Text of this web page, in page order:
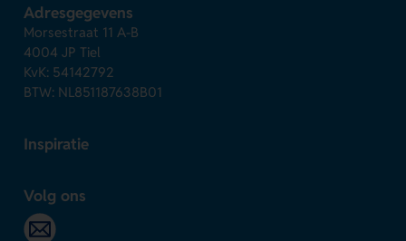
Adresgegevens
Morsestraat 11 A-B
4004 JP Tiel
KvK: 54142792
BTW: NL851187638B01
Inspiratie
Volg ons